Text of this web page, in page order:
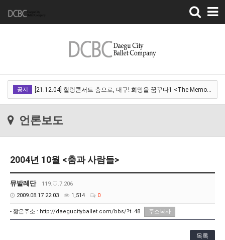
Toggle
navigation
공지 [21.12.04] 힐링콘서트 춤으로, 대구! 희망을 꿈꾸다1 <The Memory of …
[21.11.13] 호두까기인형 아양아트센터
[21.11.13] 호두까기인형 아양아트센터
[21.10.22-23] 대구국제오페라축제<아이다> 오페라하우스
언론보도
2004년 10월 <춤과 사람들>
뮤발레단
119.♡.7.206
2009.08.17 22:03
1,514 0
- 짧은주소 : http://daegucityballet.com/bbs/?t=48 주소복사
목록